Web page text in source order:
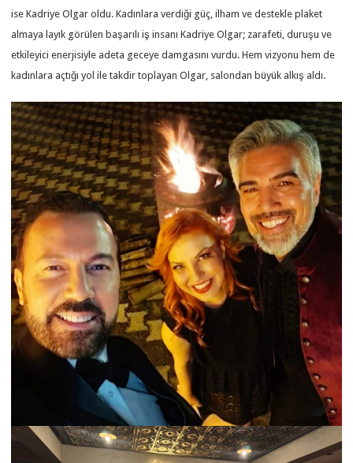
ise Kadriye Olgar oldu. Kadınlara verdiği güç, ilham ve destekle plaket
almaya layık görülen başarılı iş insanı Kadriye Olgar; zarafeti, duruşu ve
etkileyici enerjisiyle adeta geceye damgasını vurdu. Hem vizyonu hem de
kadınlara açtığı yol ile takdir toplayan Olgar, salondan büyük alkış aldı.